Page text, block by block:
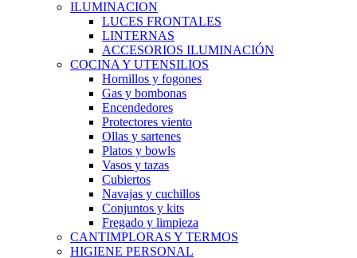
ILUMINACION
LUCES FRONTALES
LINTERNAS
ACCESORIOS ILUMINACIÓN
COCINA Y UTENSILIOS
Hornillos y fogones
Gas y bombonas
Encendedores
Protectores viento
Ollas y sartenes
Platos y bowls
Vasos y tazas
Cubiertos
Navajas y cuchillos
Conjuntos y kits
Fregado y limpieza
CANTIMPLORAS Y TERMOS
HIGIENE PERSONAL